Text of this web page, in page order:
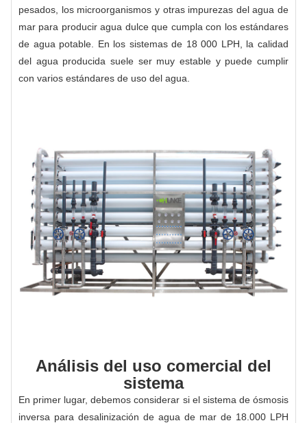
pesados, los microorganismos y otras impurezas del agua de
mar para producir agua dulce que cumpla con los estándares
de agua potable. En los sistemas de 18 000 LPH, la calidad
del agua producida suele ser muy estable y puede cumplir
con varios estándares de uso del agua.
Análisis del uso comercial del
sistema
En primer lugar, debemos considerar si el sistema de ósmosis
inversa para desalinización de agua de mar de 18.000 LPH